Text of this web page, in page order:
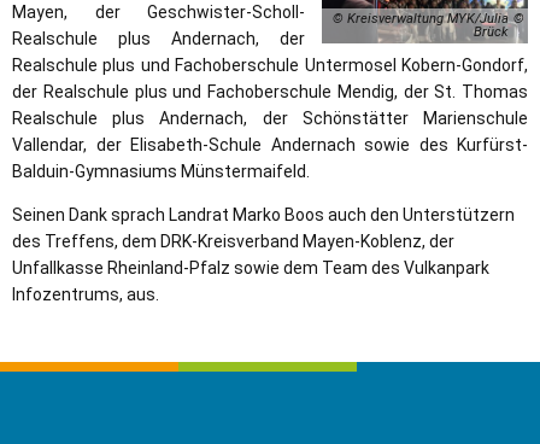
© Kreisverwaltung MYK/Julia
Brück
Mayen, der Geschwister-Scholl-
Realschule plus Andernach, der
Realschule plus und Fachoberschule Untermosel Kobern-Gondorf,
der Realschule plus und Fachoberschule Mendig, der St. Thomas
Realschule plus Andernach, der Schönstätter Marienschule
Vallendar, der Elisabeth-Schule Andernach sowie des Kurfürst-
Balduin-Gymnasiums Münstermaifeld.
Seinen Dank sprach Landrat Marko Boos auch den Unterstützern
des Treffens, dem DRK-Kreisverband Mayen-Koblenz, der
Unfallkasse Rheinland-Pfalz sowie dem Team des Vulkanpark
Infozentrums, aus.